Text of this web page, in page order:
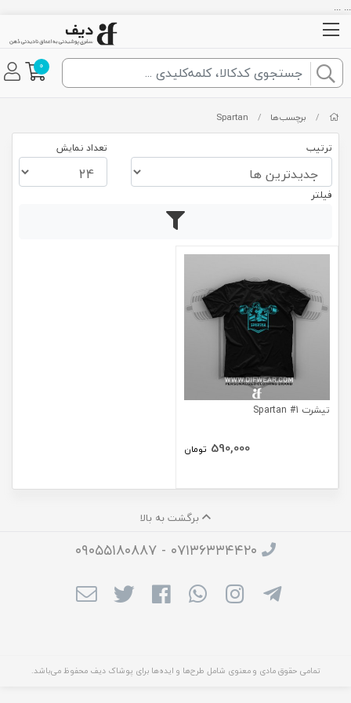
... ...
0
/ برچسب‌ها /
Spartan
ترتیب تعداد نمایش
فیلتر
تیشرت Spartan #1
590,000 تومان
برگشت به بالا
۰۷۱۳۶۳۳۴۴۲۰ - ۰۹۰۵۵۱۸۰۸۸۷
تمامی حقوق مادی و معنوی شامل طرح‌ها و ایده‌ها برای پوشاک دیف محفوظ می‌باشد.